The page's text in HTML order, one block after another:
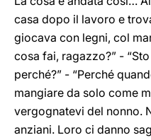
casa dopo il lavoro e
giocava con legni, col
cosa fai, ragazzo?” -
perché?” - “Perché
mangiare da solo come
vergognatevi del nonno.
anziani. Loro ci danno